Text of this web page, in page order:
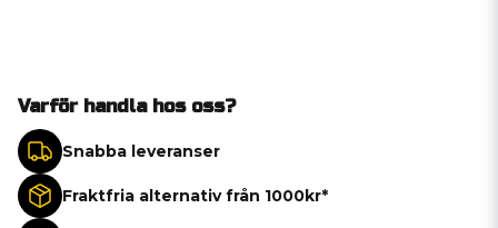
Varför handla hos oss?
Snabba leveranser
Fraktfria alternativ från 1000kr*